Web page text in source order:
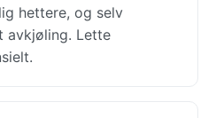
hettere, og selv
avkjøling. Lette